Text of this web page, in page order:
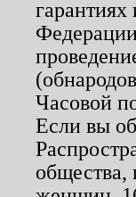
Часовой
Если вы
общества,